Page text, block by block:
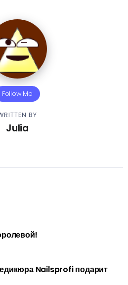
Follow Me
BY
Julia
Nailsprofi подарит